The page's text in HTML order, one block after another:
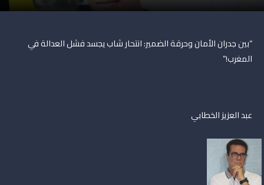
“بين جدران الأمان وحرقة الضمير: انتحار شاب يجسد فشل العدالة في
المغرب!”
عبد العزيز الخطابي